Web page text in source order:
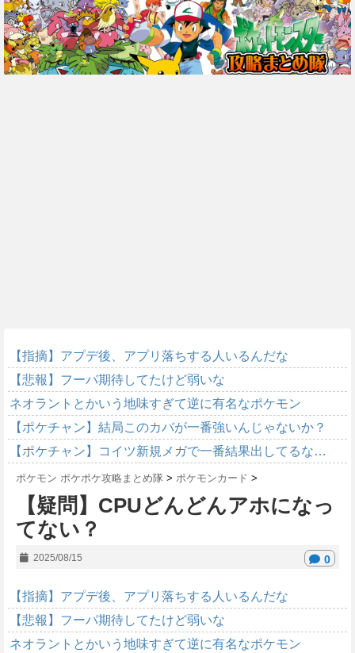
【指摘】アプデ後、アプリ落ちする人いるんだな
【悲報】フーパ期待してたけど弱いな
ネオラントとかいう地味すぎて逆に有名なポケモン
【ポケチャン】結局このカバが一番強いんじゃないか？
【ポケチャン】コイツ新規メガで一番結果出してるな…
ポケモン ポケポケ攻略まとめ隊 > ポケモンカード >
【疑問】CPUどんどんアホになっ
てない？
2025/08/15 0
【指摘】アプデ後、アプリ落ちする人いるんだな
【悲報】フーパ期待してたけど弱いな
ネオラントとかいう地味すぎて逆に有名なポケモン